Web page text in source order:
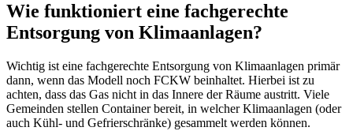
Wie funktioniert eine fachgerechte
Entsorgung von Klimaanlagen?
Wichtig ist eine fachgerechte Entsorgung von Klimaanlagen primär
dann, wenn das Modell noch FCKW beinhaltet. Hierbei ist zu
achten, dass das Gas nicht in das Innere der Räume austritt. Viele
Gemeinden stellen Container bereit, in welcher Klimaanlagen (oder
auch Kühl- und Gefrierschränke) gesammelt werden können.